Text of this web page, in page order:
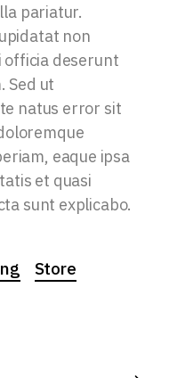
pariatur.
non
officia deserunt
Sed ut
natus error sit
eaque ipsa
et quasi
sunt explicabo.
Store